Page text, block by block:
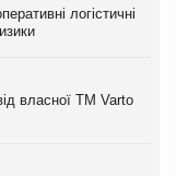
логістичні
власної ТМ Varto
асортимент,
паучі